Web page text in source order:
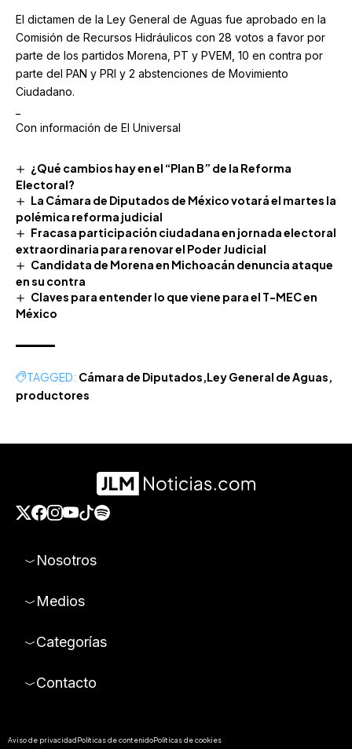
El dictamen de la Ley General de Aguas fue aprobado en la
Comisión de Recursos Hidráulicos con 28 votos a favor por
parte de los partidos Morena, PT y PVEM, 10 en contra por
parte del PAN y PRI y 2 abstenciones de Movimiento
Ciudadano.
Con información de El Universal
¿Qué cambios hay en el “Plan B” de la Reforma
Electoral?
La Cámara de Diputados de México votará el martes la
polémica reforma judicial
Fracasa participación ciudadana en jornada electoral
extraordinaria para renovar el Poder Judicial
Candidata de Morena en Michoacán denuncia ataque
en su contra
Claves para entender lo que viene para el T-MEC en
México
TAGGED: Cámara de Diputados Ley General de Aguas
productores
Nosotros
Medios
Categorías
Contacto
Aviso de privacidadPolíticas de contenidoPolíticas de cookies